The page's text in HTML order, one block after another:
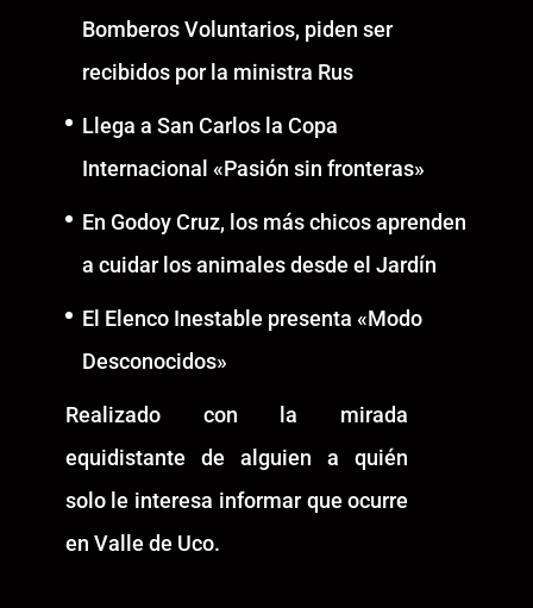
Bomberos Voluntarios, piden ser
recibidos por la ministra Rus
Llega a San Carlos la Copa
Internacional «Pasión sin fronteras»
En Godoy Cruz, los más chicos aprenden
a cuidar los animales desde el Jardín
El Elenco Inestable presenta «Modo
Desconocidos»
Realizado con la mirada
equidistante de alguien a quién
solo le interesa informar que ocurre
en Valle de Uco.